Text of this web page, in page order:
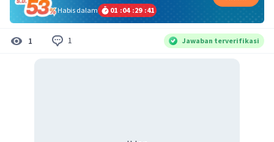
Habis dalam
01 :04 :29 :40
1 1 Jawaban terverifikasi